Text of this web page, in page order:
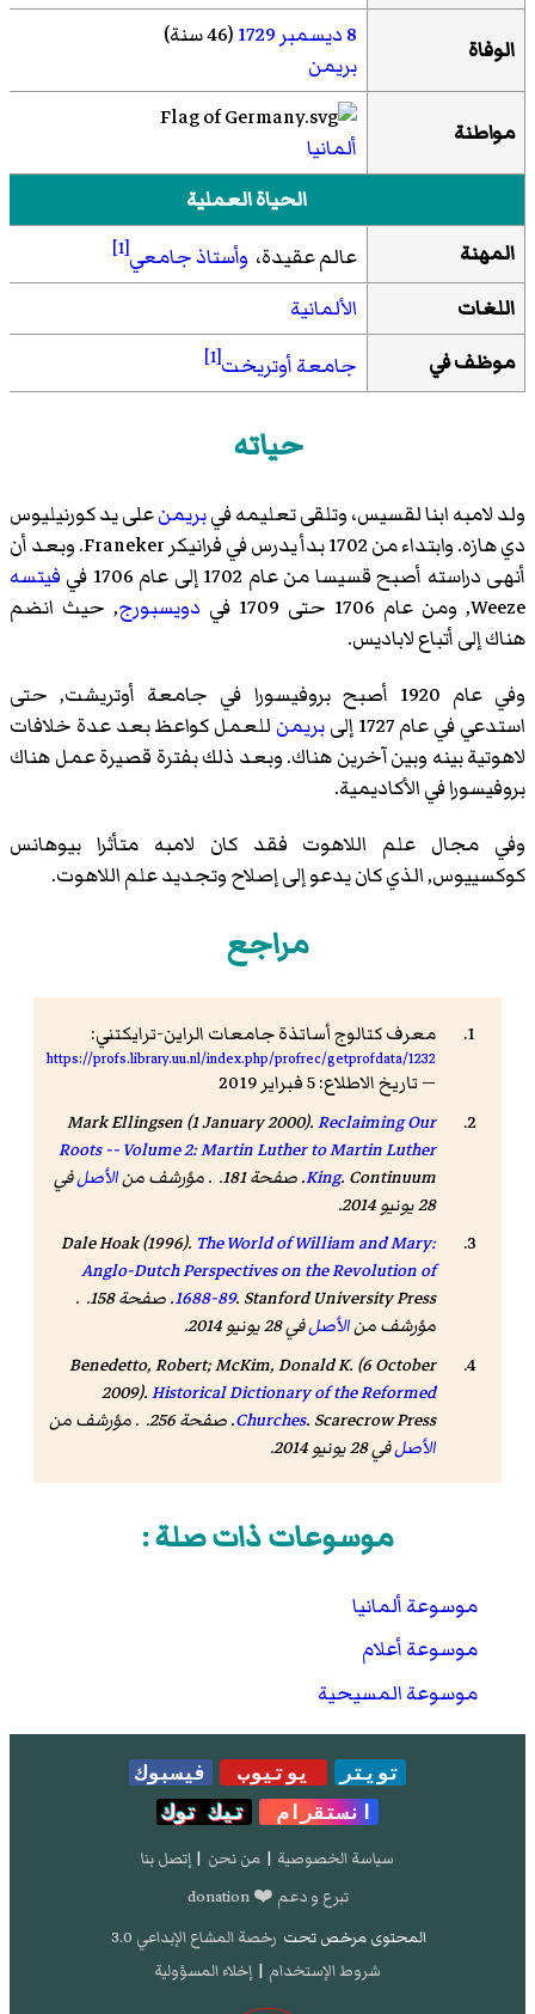
الوفاة 8 ديسمبر 1729(46 سنة)
بريمن
مواطنة
ألمانيا
الحياة العملية
المهنة
عالم عقيدة، وأستاذ جامعي[1]
اللغات
الألمانية
موظف في
جامعة أوتريخت[1]
حياته
ولد لامبه ابنا لقسيس، وتلقى تعليمه فيبريمنعلى يدكورنيليوس
دي هازه. وابتداء من 1702 بدأ يدرس في فرانيكر
Franeker. وبعد أن
أنهى دراسته أصبح قسيسا من عام 1702 إلى عام 1706 في
فيتسه
Weeze, ومن عام 1706 حتى 1709 في
دويسبورج, حيث انضم
هناك إلى أتباعلاباديس.
وفي عام 1920 أصبح بروفيسورا في جامعة
أوتريشت, حتى
استدعي في عام 1727 إلى
بريمن للعمل كواعظ بعد عدة خلافات
لاهوتية بينه وبين آخرين هناك. وبعد ذلك بفترة قصيرة عمل هناك
بروفيسورا في الأكاديمية.
وفي مجال علم اللاهوت فقد كان لامبه متأثرا بيوهانس
كوكسييوس, الذي كان يدعو إلى إصلاح وتجديد علم اللاهوت.
مراجع
معرف كتالوج أساتذة جامعات الراين-ترايكتني:
https://profs.library.uu.nl/index.php/profrec/getprofdata/1232
— تاريخ الاطلاع: 5 فبراير 2019
Mark Ellingsen (1 January 2000).Reclaiming Our
Roots -- Volume 2: Martin Luther to Martin Luther
King. Continuum. صفحة 181. . مؤرشف من الأصلفي
28 يونيو 2014.
Dale Hoak (1996). The World of William and Mary:
Anglo-Dutch Perspectives on the Revolution of
1688-89
. Stanford University Press. صفحة 158. .
مؤرشف منالأصلفي 28 يونيو 2014.
Benedetto, Robert; McKim, Donald K. (6 October
2009).Historical Dictionary of the Reformed
Churches. Scarecrow Press. صفحة 256. . مؤرشف من
الأصلفي 28 يونيو 2014.
موسوعات ذات صلة :
موسوعة ألمانيا
موسوعة أعلام
موسوعة المسيحية
تويتر يوتيوب
فيسبوك
انستقرام
تيك توك
سياسة الخصوصية | من نحن | إتصل بنا
تبرع و دعم ❤️ donation
المحتوى مرخص تحت رخصة المشاع الإبداعي 3.0
شروط الإستخدام | إخلاء المسؤولية